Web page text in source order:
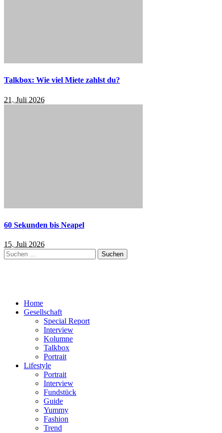
Talkbox: Wie viel Miete zahlst du?
21. Juli 2026
60 Sekunden bis Neapel
15. Juli 2026
Suchen
nach:
Home
Gesellschaft
Special Report
Interview
Kolumne
Talkbox
Portrait
Lifestyle
Portrait
Interview
Fundstück
Guide
Yummy
Fashion
Trend